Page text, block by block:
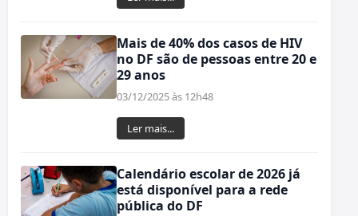
Mais de 40% dos casos de HIV
no DF são de pessoas entre 20 e
29 anos
03/12/2025 às 12h48
Ler mais...
Calendário escolar de 2026 já
está disponível para a rede
pública do DF